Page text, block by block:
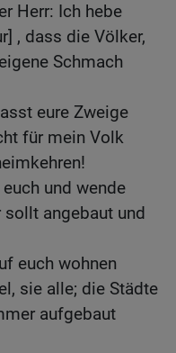
Herr: Ich hebe
, dass die Völker,
Schmach
eure Zweige
für mein Volk
und wende
sollt angebaut und
euch wohnen
sie alle; die Städte
aufgebaut